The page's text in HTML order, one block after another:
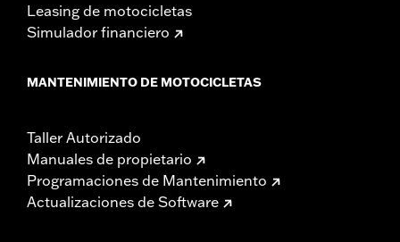
Leasing de motocicletas
Simulador financiero
MANTENIMIENTO DE MOTOCICLETAS
Taller Autorizado
Manuales de propietario
Programaciones de Mantenimiento
Actualizaciones de Software